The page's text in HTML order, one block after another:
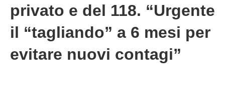
privato e del 118. “Urgente
il “tagliando” a 6 mesi per
evitare nuovi contagi”